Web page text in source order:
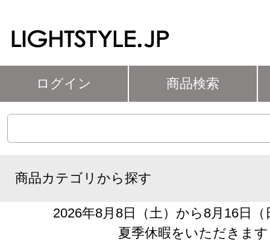
ログイン 商品検索
商品カテゴリから探す
2026年8月8日（土）から8月16日
夏季休暇をいただきます